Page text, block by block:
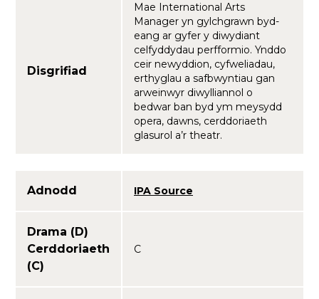
Disgrifiad
Mae International Arts
Manager yn gylchgrawn byd-
eang ar gyfer y diwydiant
celfyddydau perfformio. Ynddo
ceir newyddion, cyfweliadau,
erthyglau a safbwyntiau gan
arweinwyr diwylliannol o
bedwar ban byd ym meysydd
opera, dawns, cerddoriaeth
glasurol a’r theatr.
Adnodd IPA Source
Drama (D)
Cerddoriaeth
(C)
C